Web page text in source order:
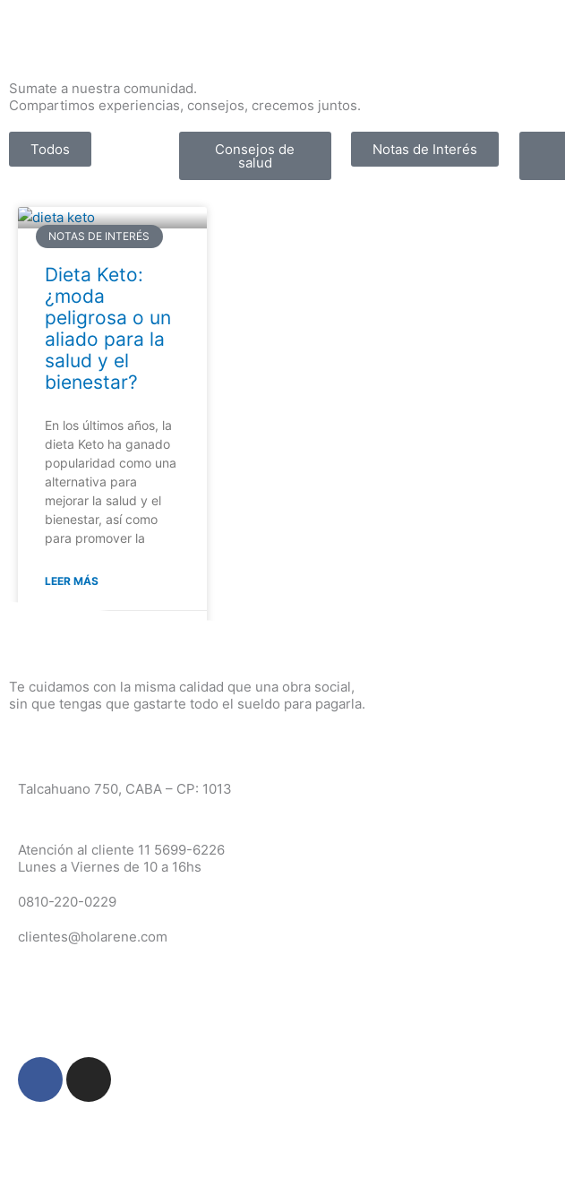
Sumate a nuestra comunidad.
Compartimos experiencias, consejos, crecemos juntos.
Todos Consejos de
salud
Notas de Interés
NOTAS DE INTERÉS
Dieta Keto:
¿moda
peligrosa o un
aliado para la
salud y el
bienestar?
En los últimos años, la
dieta Keto ha ganado
popularidad como una
alternativa para
mejorar la salud y el
bienestar, así como
para promover la
LEER MÁS
Te cuidamos con la misma calidad que una obra social,
sin que tengas que gastarte todo el sueldo para pagarla.
Talcahuano 750, CABA – CP: 1013
Atención al cliente 11 5699-6226
Lunes a Viernes de 10 a 16hs
0810-220-0229
clientes@holarene.com
F
I